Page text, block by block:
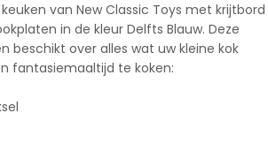
van New Classic Toys met krijtbord
in de kleur Delfts Blauw. Deze
beschikt over alles wat uw kleine kok
fantasiemaaltijd te koken: